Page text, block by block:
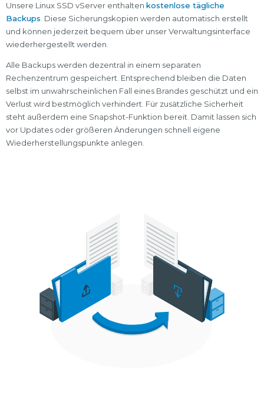
Unsere Linux SSD vServer enthalten kostenlose tägliche
Backups . Diese Sicherungskopien werden automatisch erstellt
und können jederzeit bequem über unser Verwaltungsinterface
wiederhergestellt werden.
Alle Backups werden dezentral in einem separaten
Rechenzentrum gespeichert. Entsprechend bleiben die Daten
selbst im unwahrscheinlichen Fall eines Brandes geschützt und ein
Verlust wird bestmöglich verhindert. Für zusätzliche Sicherheit
steht außerdem eine Snapshot-Funktion bereit. Damit lassen sich
vor Updates oder größeren Änderungen schnell eigene
Wiederherstellungspunkte anlegen.